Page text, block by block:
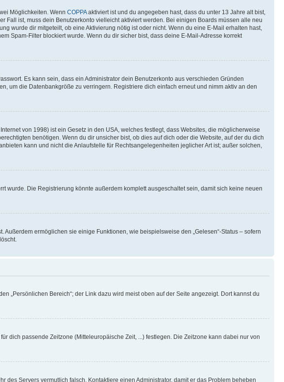
Möglichkeiten. Wenn COPPAaktiviert ist und du angegeben hast, dass du unter 13 Jahre alt bist,
ist, muss dein Benutzerkonto vielleicht aktiviert werden. Bei einigen Boards müssen alle neu
wurde dir mitgeteilt, ob eine Aktivierung nötig ist oder nicht. Wenn du eine E-Mail erhalten hast,
Spam-Filter blockiert wurde. Wenn du dir sicher bist, dass deine E-Mail-Adresse korrekt
Es kann sein, dass ein Administrator dein Benutzerkonto aus verschieden Gründen
um die Datenbankgröße zu verringern. Registriere dich einfach erneut und nimm aktiv an den
von 1998) ist ein Gesetz in den USA, welches festlegt, dass Websites, die möglicherweise
benötigen. Wenn du dir unsicher bist, ob dies auf dich oder die Website, auf der du dich
kann und nicht die Anlaufstelle für Rechtsangelegenheiten jeglicher Art ist; außer solchen,
wurde. Die Registrierung könnte außerdem komplett ausgeschaltet sein, damit sich keine neuen
ermöglichen sie einige Funktionen, wie beispielsweise den „Gelesen“-Status – sofern
„Persönlichen Bereich“; der Link dazu wird meist oben auf der Seite angezeigt. Dort kannst du
dich passende Zeitzone (Mitteleuropäische Zeit, ...) festlegen. Die Zeitzone kann dabei nur von
Servers vermutlich falsch. Kontaktiere einen Administrator, damit er das Problem beheben